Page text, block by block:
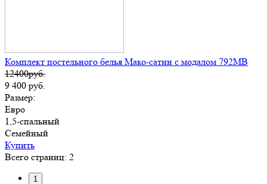
Комплект постельного белья Мако-сатин с модалом 792МВ
12400руб.
9 400 руб.
Размер:
Евро
1,5-спальный
Семейный
Купить
Всего страниц: 2
1